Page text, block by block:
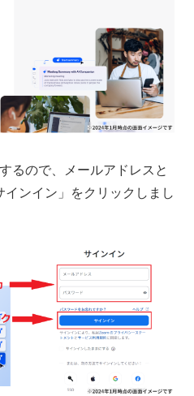
るので、メールアドレスと
ンイン」をクリックしまし